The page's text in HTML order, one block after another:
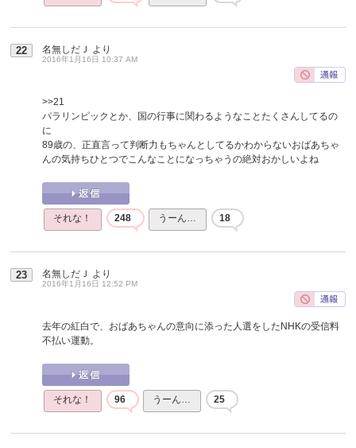
22 名無しだＪ より
2016年1月16日 10:37 AM
>>21
パラリンピックとか、国の行事に関わるようなことたくさんしてるの
に
89歳の、正直言って判断力もちゃんとしてるかわからないおばあちゃ
んの気持ちひとつでこんなことになっちゃうの絶対おかしいよね
それな！ 248 うーん… 18
23 名無しだＪ より
2016年1月16日 12:52 PM
去年の紅白で、おばあちゃんの意向に添った人選をしたNHKの受信料
不払い運動。
それな！ 96 うーん… 25